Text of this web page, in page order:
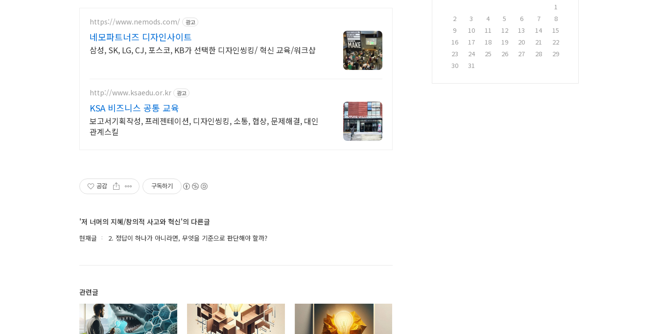
https://www.nemods.com/ 광고
네모파트너즈 디자인사이트
삼성, SK, LG, CJ, 포스코, KB가 선택한 디자인씽킹/ 혁신 교육/워크샵
http://www.ksaedu.or.kr 광고
KSA 비즈니스 공통 교육
보고서기획작성, 프레젠테이션, 디자인씽킹, 소통, 협상, 문제해결, 대인
관계스킬
공감 구독하기
'저 너머의 지혜/창의적 사고와 혁신'의 다른글
현재글 2. 정답이 하나가 아니라면, 무엇을 기준으로 판단해야 할까?
관련글
1
2
3 4 5 6 7
8
9
10 11 12 13 14
15
16
17 18 19 20 21
22
23
24 25 26 27 28
29
30
31